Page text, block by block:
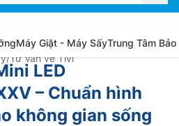
Máy Giặt - Máy SấyTrung Tâm Bảo
/Tư Vấn về Tivi
LED
– Chuẩn hình
không gian sống